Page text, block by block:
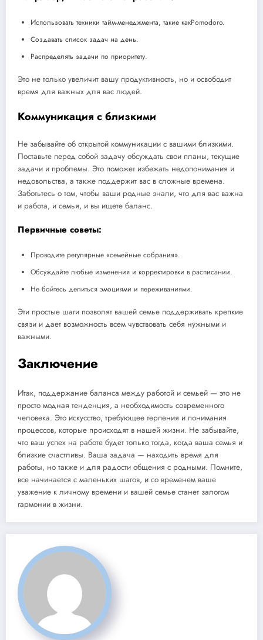
Использовать техники тайм-менеджмента, такие какPomodoro.
Создавать список задач на день.
Распределять задачи по приоритету.
Это не только увеличит вашу продуктивность, но и освободит
время для важных для вас людей.
Коммуникация с близкими
Не забывайте об открытой коммуникации с вашими близкими.
Поставьте перед собой задачу обсуждать свои планы, текущие
задачи и проблемы. Это поможет избежать недопонимания и
недовольства, а также поддержит вас в сложные времена.
Заботьтесь о том, чтобы ваши родные знали, что для вас важна
и работа, и семья, и вы ищете баланс.
Первичные советы:
Проводите регулярные «семейные собрания».
Обсуждайте любые изменения и корректировки в расписании.
Не бойтесь делиться эмоциями и переживаниями.
Эти простые шаги позволят вашей семье поддерживать крепкие
связи и дает возможность всем чувствовать себя нужными и
важными.
Заключение
Итак, поддержание баланса между работой и семьей — это не
просто модная тенденция, а необходимость современного
человека. Это искусство, требующее терпения и понимания
процессов, которые происходят в нашей жизни. Не забывайте,
что ваш успех на работе будет только тогда, когда ваша семья и
близкие счастливы. Ваша задача — находить время для
работы, но также и для радости общения с родными. Помните,
все начинается с маленьких шагов, и со временем ваше
уважение к личному времени и вашей семье станет залогом
гармонии в жизни.